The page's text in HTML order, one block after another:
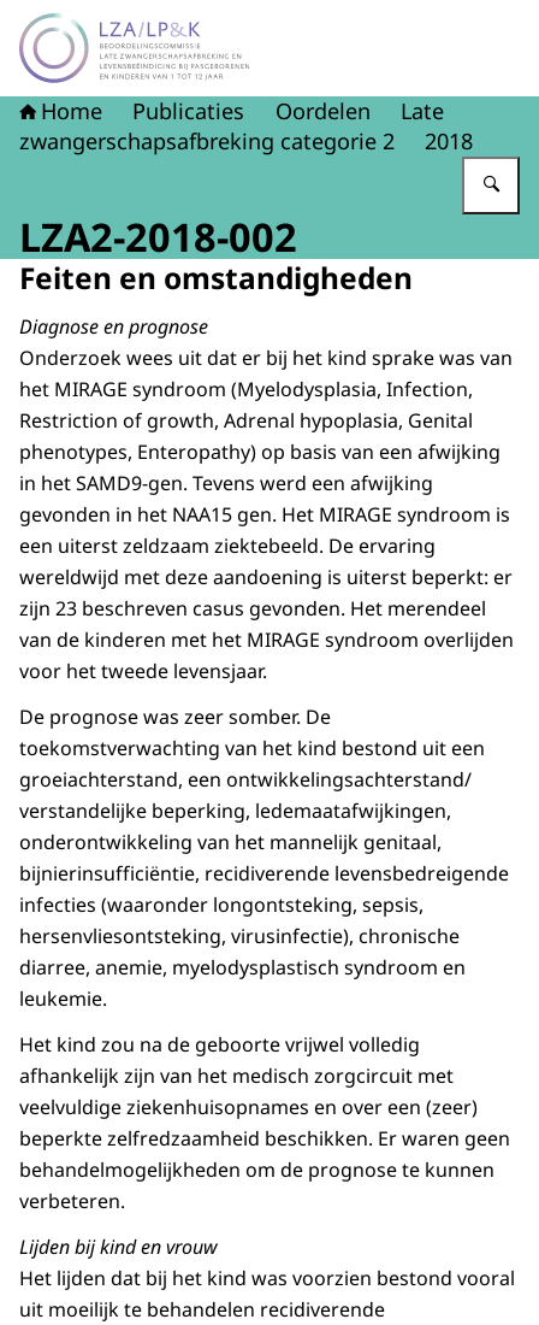
Naar de homepage van LZA-LP&K - Late
Home Publicaties Oordelen
Late
zwangerschapsafbreking categorie 2
2018
LZA2-2018-002
Feiten en omstandigheden
Diagnose en prognose
Onderzoek wees uit dat er bij het kind sprake was van
het MIRAGE syndroom (Myelodysplasia, Infection,
Restriction of growth, Adrenal hypoplasia, Genital
phenotypes, Enteropathy) op basis van een afwijking
in het SAMD9-gen. Tevens werd een afwijking
gevonden in het NAA15 gen. Het MIRAGE syndroom is
een uiterst zeldzaam ziektebeeld. De ervaring
wereldwijd met deze aandoening is uiterst beperkt: er
zijn 23 beschreven casus gevonden. Het merendeel
van de kinderen met het MIRAGE syndroom overlijden
voor het tweede levensjaar.
De prognose was zeer somber. De
toekomstverwachting van het kind bestond uit een
groeiachterstand, een ontwikkelingsachterstand/
verstandelijke beperking, ledemaatafwijkingen,
onderontwikkeling van het mannelijk genitaal,
bijnierinsufficiëntie, recidiverende levensbedreigende
infecties (waaronder longontsteking, sepsis,
hersenvliesontsteking, virusinfectie), chronische
diarree, anemie, myelodysplastisch syndroom en
leukemie.
Het kind zou na de geboorte vrijwel volledig
afhankelijk zijn van het medisch zorgcircuit met
veelvuldige ziekenhuisopnames en over een (zeer)
beperkte zelfredzaamheid beschikken. Er waren geen
behandelmogelijkheden om de prognose te kunnen
verbeteren.
Lijden bij kind en vrouw
Het lijden dat bij het kind was voorzien bestond vooral
uit moeilijk te behandelen recidiverende